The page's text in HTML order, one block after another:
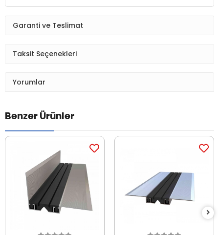
Garanti ve Teslimat
Taksit Seçenekleri
Yorumlar
Benzer Ürünler